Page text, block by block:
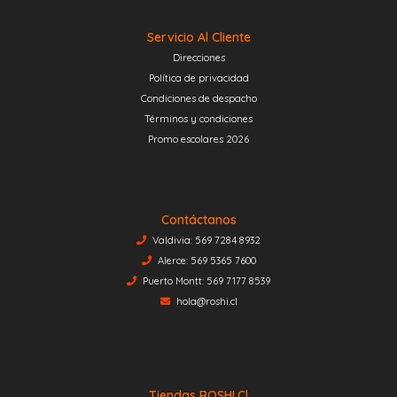
Servicio Al Cliente
Direcciones
Política de privacidad
Condiciones de despacho
Términos y condiciones
Promo escolares 2026
Contáctanos
Valdivia: 569 7284 8932
Alerce: 569 5365 7600
Puerto Montt: 569 7177 8539
hola@roshi.cl